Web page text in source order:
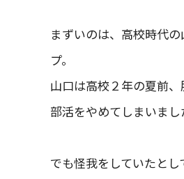
まずいのは、高校時代
プ。
山口は高校２年の夏前
部活をやめてしまいまし
でも怪我をしていたと